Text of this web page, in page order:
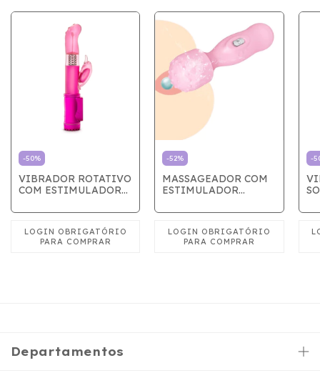
-50%
VIBRADOR ROTATIVO
COM ESTIMULADOR
-52%
MASSAGEADOR COM
ESTIMULADOR
-
Departamentos